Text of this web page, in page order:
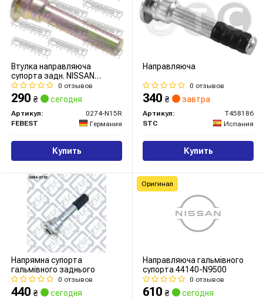
Втулка направляюча
супорта задн. NISSAN
PRIMERA P12 2001-2007
(вир-во FEBEST)
0 отзывов
290 ₴ сегодня
Артикул:
0274-N15R
FEBEST
Германия
Купить
Направляюча
0 отзывов
340 ₴ завтра
Артикул:
T458186
STC
Испания
Купить
Напрямна супорта
гальмівного заднього
0 отзывов
440 ₴ сегодня
Направляюча гальмівного
супорта 44140-N9500
0 отзывов
610 ₴ сегодня
Оригинал